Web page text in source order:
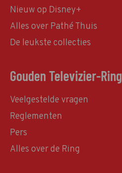
Nieuw op Disney+
Alles over Pathé Thuis
De leukste collecties
Gouden Televizier-Ring
Veelgestelde vragen
Reglementen
Pers
Alles over de Ring